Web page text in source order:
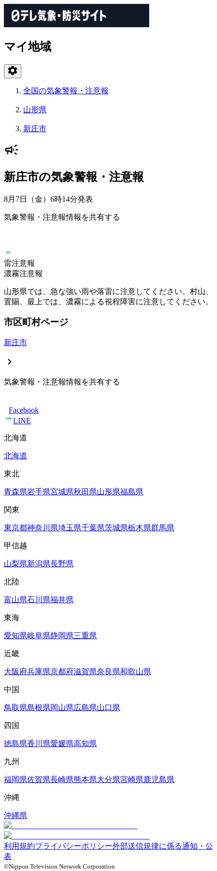
マイ地域
全国の気象警報・注意報
山形県
新庄市
新庄市の気象警報・注意報
8月7日（金）6時14分発表
気象警報・注意報情報を共有する
雷注意報
濃霧注意報
山形県では、急な強い雨や落雷に注意してください。村山、
置賜、最上では、濃霧による視程障害に注意してください。
市区町村ページ
新庄市
気象警報・注意報情報を共有する
Facebook
LINE
北海道
北海道
東北
青森県岩手県宮城県秋田県山形県福島県
関東
東京都神奈川県埼玉県千葉県茨城県栃木県群馬県
甲信越
山梨県新潟県長野県
北陸
富山県石川県福井県
東海
愛知県岐阜県静岡県三重県
近畿
大阪府兵庫県京都府滋賀県奈良県和歌山県
中国
鳥取県島根県岡山県広島県山口県
四国
徳島県香川県愛媛県高知県
九州
福岡県佐賀県長崎県熊本県大分県宮崎県鹿児島県
沖縄
沖縄県
利用規約プライバシーポリシー外部送信規律に係る通知・公
表
©Nippon Television Network Corporation